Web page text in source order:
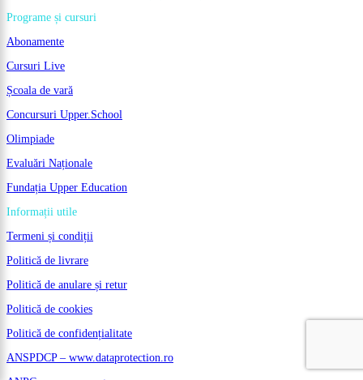
Programe și cursuri
Abonamente
Cursuri Live
Școala de vară
Concursuri Upper.School
Olimpiade
Evaluări Naționale
Fundația Upper Education
Informații utile
Termeni și condiții
Politică de livrare
Politică de anulare și retur
Politică de cookies
Politică de confidențialitate
ANSPDCP – www.dataprotection.ro